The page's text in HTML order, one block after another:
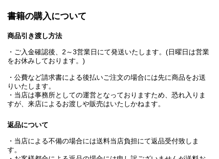
書籍の購入について
商品引き渡し方法
・ご入金確認後、2～3営業日にて発送いたします。(日曜日は営業
をお休みしております。)
・公費など請求書による後払いご注文の場合には先に商品をお送
りいたします。
・当店は事務所としての運営となっておりますため、恐れ入りま
すが、来店によるお渡しや販売はいたしかねます。
返品について
・当店による不備の場合には送料当店負担にて返品受付致しま
す。